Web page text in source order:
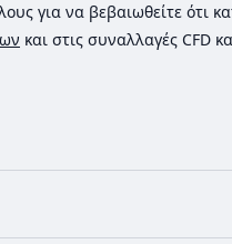
για να βεβαιωθείτε ότι
και στις συναλλαγές CFD